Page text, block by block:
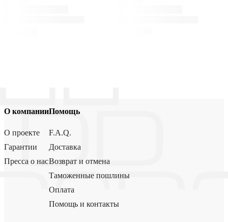
О компании
О проекте
Гарантии
Пресса о нас
Помощь
F.A.Q.
Доставка
Возврат и отмена
Таможенные пошлины
Оплата
Помощь и контакты